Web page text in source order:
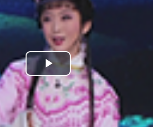
Play
Video